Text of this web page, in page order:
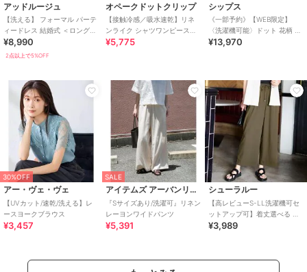
アッドルージュ
【洗える】 フォーマル パーテ
ィードレス 結婚式 ＜ロング丈
有＞ S~4L
¥8,990
2点以上で5%OFF
オペークドットクリップ
【接触冷感／吸水速乾】リネ
ンライク シャツワンピース
《洗濯機OK》
¥5,775
シップス
《一部予約》【WEB限定】
〈洗濯機可能〉ドット 花柄 サ
イド プリーツ フレンチスリー
¥13,970
30%OFF
アー・ヴェ・ヴェ
【UVカット/速乾/洗える】レ
ースヨークブラウス
¥3,457
SALE
アイテムズ アーバンリサーチ
『Sサイズあり/洗濯可』リネン
レーヨンワイドパンツ
¥5,391
シューラルー
【高レビューS-LL洗濯機可セ
ットアップ可】着丈選べる 軽
凛(かろりん) ひんやりフラップ
¥3,989